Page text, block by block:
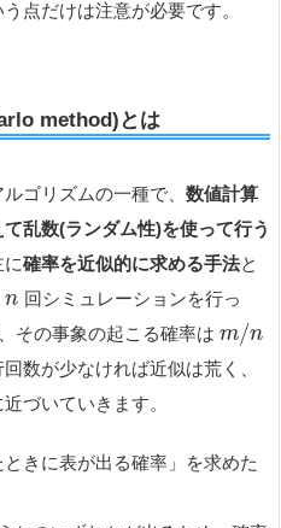
点だけは注意が必要です。
method)とは
ゴリズムの一種で、 数値計算
乱数(ランダム性)を使って行う
確率を近似的に求める手法と
n 回シミュレーションを行っ
その事象の起こる確率はm/n
数が少なければ近似は荒く、
づいていきます。
きに表が出る確率」を求めた